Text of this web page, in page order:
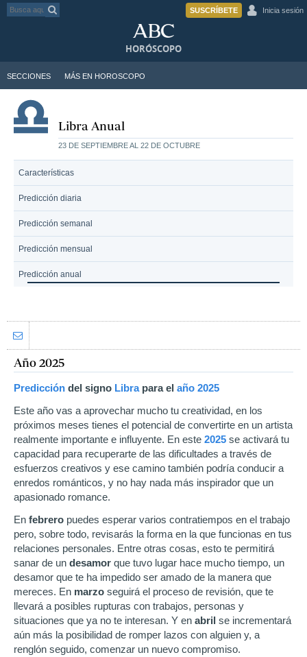
SUSCRÍBETE Inicia sesión
SECCIONES MÁS EN HOROSCOPO
HORÓSCOPO
Libra Anual
23 DE SEPTIEMBRE AL 22 DE OCTUBRE
Características
Predicción diaria
Predicción semanal
Predicción mensual
Predicción anual
Año 2025
Predicción del signo Librapara el año 2025
Este año vas a aprovechar mucho tu creatividad, en los
próximos meses tienes el potencial de convertirte en un artista
realmente importante e influyente. En este 2025 se activará tu
capacidad para recuperarte de las dificultades a través de
esfuerzos creativos y ese camino también podría conducir a
enredos románticos, y no hay nada más inspirador que un
apasionado romance.
En febrero puedes esperar varios contratiempos en el trabajo
pero, sobre todo, revisarás la forma en la que funcionas en tus
relaciones personales. Entre otras cosas, esto te permitirá
sanar de un desamor que tuvo lugar hace mucho tiempo, un
desamor que te ha impedido ser amado de la manera que
mereces. En marzo seguirá el proceso de revisión, que te
llevará a posibles rupturas con trabajos, personas y
situaciones que ya no te interesan. Y en abril se incrementará
aún más la posibilidad de romper lazos con alguien y, a
renglón seguido, comenzar un nuevo compromiso.